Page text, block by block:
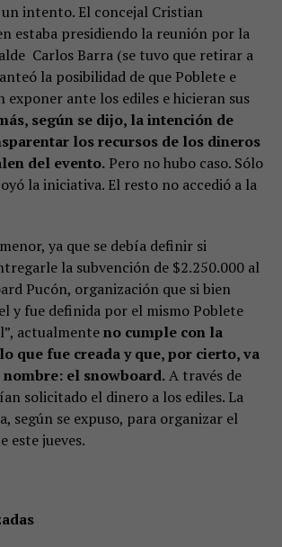
intento. El concejal Cristian
estaba presidiendo la reunión por la
Carlos Barra (se tuvo que retirar a
la posibilidad de que Poblete e
exponer ante los ediles e hicieran sus
según se dijo, la intención de
los recursos de los dineros
del evento.Pero no hubo caso. Sólo
la iniciativa. El resto no accedió a la
ya que se debía definir si
la subvención de $2.250.000 al
Pucón, organización que si bien
y fue definida por el mismo Poblete
actualmenteno cumple con la
que fue creada y que, por cierto, va
el snowboard.A través de
solicitado el dinero a los ediles. La
según se expuso, para organizar el
este jueves.